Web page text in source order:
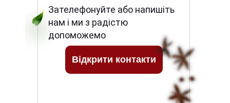
Зателефонуйте або напишіть
нам і ми з радістю
допоможемо
Відкрити контакти